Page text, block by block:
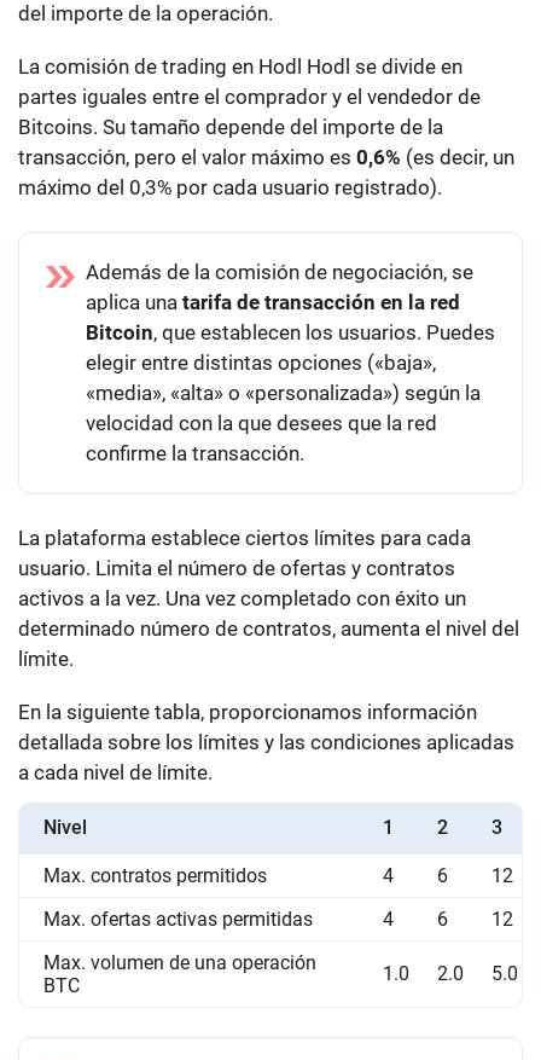
del importe de la operación.
La comisión de trading en Hodl Hodl se divide en
partes iguales entre el comprador y el vendedor de
Bitcoins. Su tamaño depende del importe de la
transacción, pero el valor máximo es 0,6% (es decir, un
máximo del 0,3% por cada usuario registrado).
Además de la comisión de negociación, se
aplica una tarifa de transacción en la red
Bitcoin, que establecen los usuarios. Puedes
elegir entre distintas opciones («baja»,
«media», «alta» o «personalizada») según la
velocidad con la que desees que la red
confirme la transacción.
La plataforma establece ciertos límites para cada
usuario. Limita el número de ofertas y contratos
activos a la vez. Una vez completado con éxito un
determinado número de contratos, aumenta el nivel del
límite.
En la siguiente tabla, proporcionamos información
detallada sobre los límites y las condiciones aplicadas
a cada nivel de límite.
Nivel 1 2 3
Max. contratos permitidos 4 6
12
Max. ofertas activas permitidas
4 6
12
Max. volumen de una operación
BTC
1.0 2.0 5.0